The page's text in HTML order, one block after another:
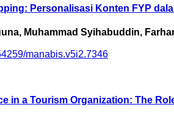
Personalisasi Konten FYP
Muhammad Syihabuddin,
manabis.v5i2.7346
in a Tourism Organization: The